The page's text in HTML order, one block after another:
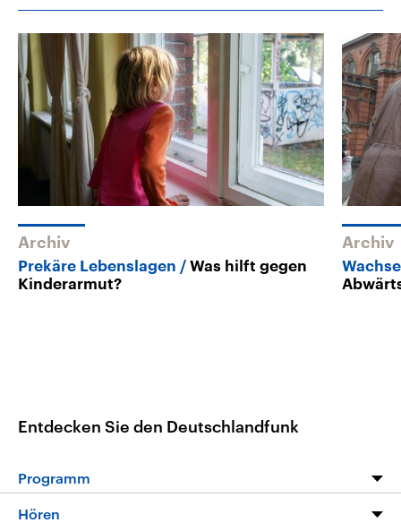
Archiv
Prekäre Lebenslagen
Was hilft gegen
Kinderarmut?
Archiv
Entdecken Sie den Deutschlandfunk
Programm
Programm
Hören